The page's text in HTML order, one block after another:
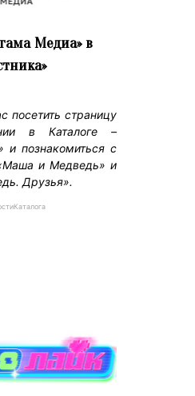
Медиа» в
посетить страницу
в Каталоге –
и познакомиться с
и Медведь» и
Друзья».